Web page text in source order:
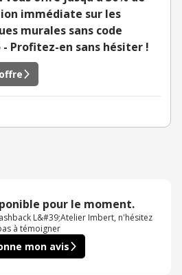
immédiate sur les
murales sans code
- Profitez-en sans hésiter !
pour le moment.
L&#39;Atelier Imbert, n'hésitez
à témoigner
mon avis